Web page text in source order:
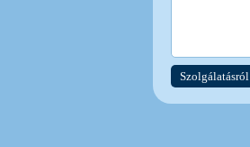
Szolgálatásról